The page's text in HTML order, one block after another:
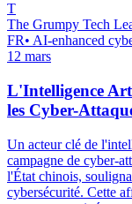
T
The Grumpy Tech
FR• AI-enhanced
12 mars
L'Intelligence
les Cyber-
Un acteur clé de
campagne de cyber-
l'État chinois,
cybersécurité. Cette